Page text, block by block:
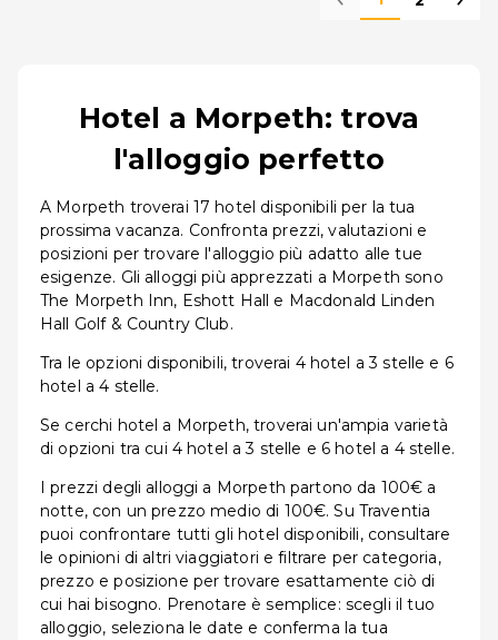
Hotel a Morpeth: trova
l'alloggio perfetto
A Morpeth troverai 17 hotel disponibili per la tua
prossima vacanza. Confronta prezzi, valutazioni e
posizioni per trovare l'alloggio più adatto alle tue
esigenze. Gli alloggi più apprezzati a Morpeth sono
The Morpeth Inn, Eshott Hall e Macdonald Linden
Hall Golf & Country Club.
Tra le opzioni disponibili, troverai 4 hotel a 3 stelle e 6
hotel a 4 stelle.
Se cerchi hotel a Morpeth, troverai un'ampia varietà
di opzioni tra cui 4 hotel a 3 stelle e 6 hotel a 4 stelle.
I prezzi degli alloggi a Morpeth partono da 100€ a
notte, con un prezzo medio di 100€. Su Traventia
puoi confrontare tutti gli hotel disponibili, consultare
le opinioni di altri viaggiatori e filtrare per categoria,
prezzo e posizione per trovare esattamente ciò di
cui hai bisogno. Prenotare è semplice: scegli il tuo
alloggio, seleziona le date e conferma la tua